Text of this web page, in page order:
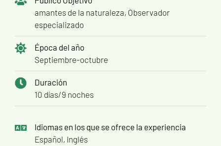
amantes de la naturaleza, Observador
especializado
Época del año
Septiembre-octubre
Duración
10 días/9 noches
Idiomas en los que se ofrece la experiencia
Español, Inglés